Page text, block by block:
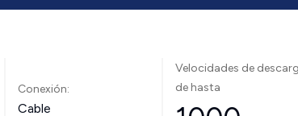
Conexión:
Cable
Velocidades de
de hasta